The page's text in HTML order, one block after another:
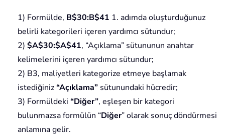
1) Formülde, B$30:B$41 1. adımda oluşturduğunuz
belirli kategorileri içeren yardımcı sütundur;
2) $A$30:$A$41, “Açıklama” sütununun anahtar
kelimelerini içeren yardımcı sütundur;
2) B3, maliyetleri kategorize etmeye başlamak
istediğiniz“Açıklama” sütunundaki hücredir;
3) Formüldeki “Diğer”, eşleşen bir kategori
bulunmazsa formülün “Diğer” olarak sonuç döndürmesi
anlamına gelir.